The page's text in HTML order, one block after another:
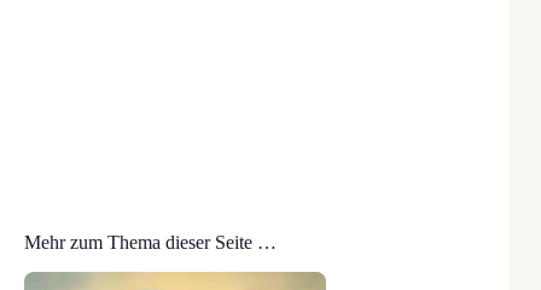
Mehr zum Thema dieser Seite …